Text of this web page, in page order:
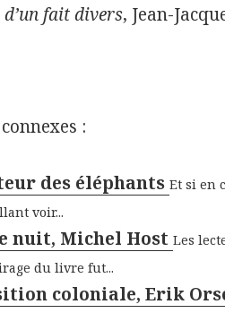
fait divers, Jean-
:
des éléphantsEt si en
voir...
nuit, Michel HostLes
du livre fut...
coloniale, Erik